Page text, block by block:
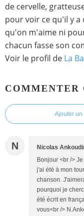
de cervelle,
pour voir ce qu'il y a
qu'on m'aime ni
chacun fasse son
Voir le profil de La
COMMENTER
Ajouter un
N Nicolas
Bonjour <br />
j'ai été à mon
chanson.
pourquoi je
été écrit en
vous<br />